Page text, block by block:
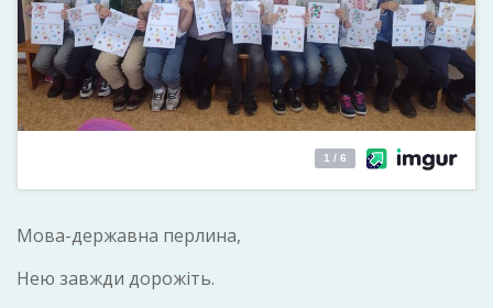
Мова-державна перлина,
Нею завжди дорожіть.